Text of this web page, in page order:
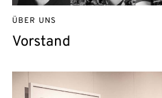
Vorstand
ÜBER UNS